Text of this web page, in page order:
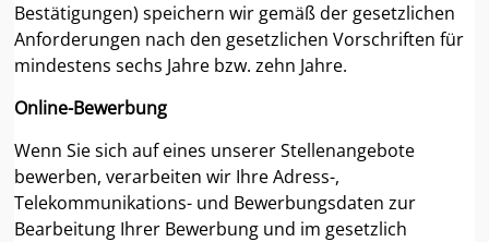
Bestätigungen) speichern wir gemäß der gesetzlichen
Anforderungen nach den gesetzlichen Vorschriften für
mindestens sechs Jahre bzw. zehn Jahre.
Online-Bewerbung
Wenn Sie sich auf eines unserer Stellenangebote
bewerben, verarbeiten wir Ihre Adress-,
Telekommunikations- und Bewerbungsdaten zur
Bearbeitung Ihrer Bewerbung und im gesetzlich